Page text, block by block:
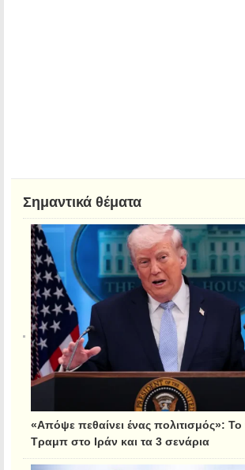
Σημαντικά θέματα
«Απόψε πεθαίνει ένας πολιτισμός»: Το
Τραμπ στο Ιράν και τα 3 σενάρια